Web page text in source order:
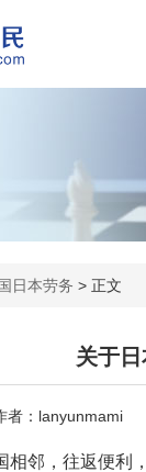
日本劳务 > 正文
关于
者：lanyunmami
相邻，往返便利